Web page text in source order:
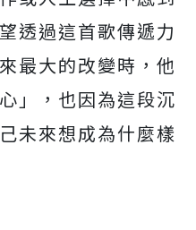
透過這首歌傳遞力
最大的改變時， 他
」，也因為這段沉
未來想成為什麼樣